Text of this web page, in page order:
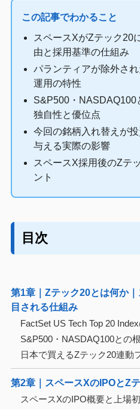
この記事でわかること
スペースXがZテック20
由と採用基準の仕組み
パランティアが除外さ
運用の特性
S&P500・NASDAQ100
独自性と優位点
今回の銘柄入れ替えが
与える実際の影響
スペースX採用後のZテ
ント
目次
第1章｜Zテック20とは何か
目される仕組み
FactSet US Tech Top 20
S&P500・NASDAQ100との
日本で買えるZテック20連動
第2章｜スペースXのIPOとZ
スペースXのIPO概要と上場